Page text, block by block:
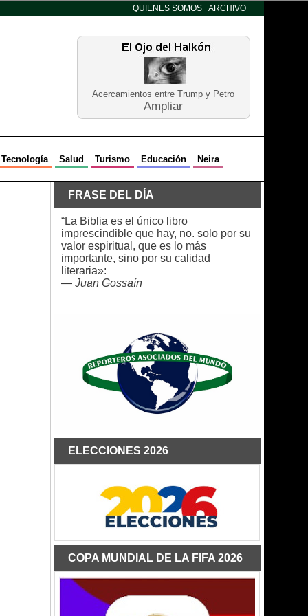
QUIENES SOMOS ARCHIVO
Acercamientos entre Trump y Petro
Ampliar
Tecnología Salud Turismo Educación Neira
FRASE DEL DÍA
“La Biblia es el único libro
imprescindible que hay, no. solo por su
valor espiritual, que es lo más
importante, sino por su calidad
literaria»:
— Juan Gossaín
ELECCIONES 2026
COPA MUNDIAL DE LA FIFA 2026